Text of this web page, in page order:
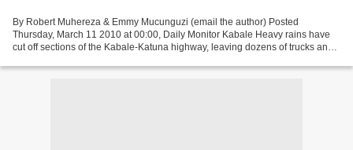
By Robert Muhereza & Emmy Mucunguzi (email the author) Posted
Thursday, March 11 2010 at 00:00, Daily Monitor Kabale Heavy rains have
cut off sections of the Kabale-Katuna highway, leaving dozens of trucks and